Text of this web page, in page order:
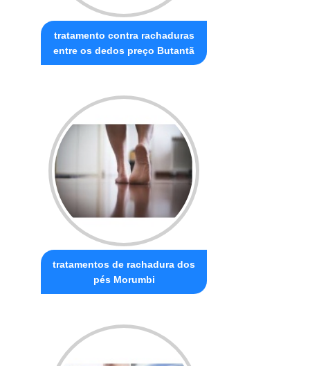
tratamento contra rachaduras
entre os dedos preço Butantã
tratamentos de rachadura dos
pés Morumbi